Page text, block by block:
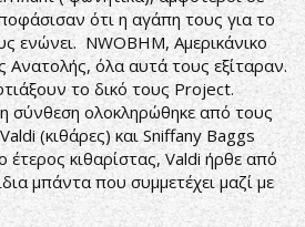
ότι η αγάπη τους για το
ενώνει. NWOBHM, Αμερικάνικο
όλα αυτά τους εξίταραν.
το δικό τους Project.
σύνθεση ολοκληρώθηκε από τους
(κιθάρες) και Sniffany Baggs
κιθαρίστας, Valdi ήρθε από
μπάντα που συμμετέχει μαζί με